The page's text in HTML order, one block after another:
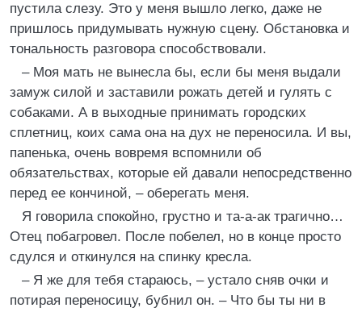
пустила слезу. Это у меня вышло легко, даже не
пришлось придумывать нужную сцену. Обстановка и
тональность разговора способствовали.
– Моя мать не вынесла бы, если бы меня выдали
замуж силой и заставили рожать детей и гулять с
собаками. А в выходные принимать городских
сплетниц, коих сама она на дух не переносила. И вы,
папенька, очень вовремя вспомнили об
обязательствах, которые ей давали непосредственно
перед ее кончиной, – оберегать меня.
Я говорила спокойно, грустно и та-а-ак трагично…
Отец побагровел. После побелел, но в конце просто
сдулся и откинулся на спинку кресла.
– Я же для тебя стараюсь, – устало сняв очки и
потирая переносицу, бубнил он. – Что бы ты ни в